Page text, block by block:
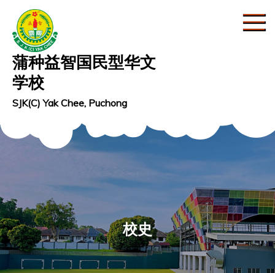
content
蒲种益智国民型华文
学校
SJK(C) Yak Chee, Puchong
校史